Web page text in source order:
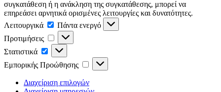
συγκατάθεση ή η ανάκληση της συγκατάθεσης, μπορεί να
επηρεάσει αρνητικά ορισμένες λειτουργίες και δυνατότητες.
Λειτουργικά
Λειτουργικά
Πάντα ενεργό
Προτιμήσεις
Προτιμήσεις
Στατιστικά Στατιστικά
Εμπορικής Προώθησης
Εμπορικής
Προώθησης
Διαχείριση επιλογών